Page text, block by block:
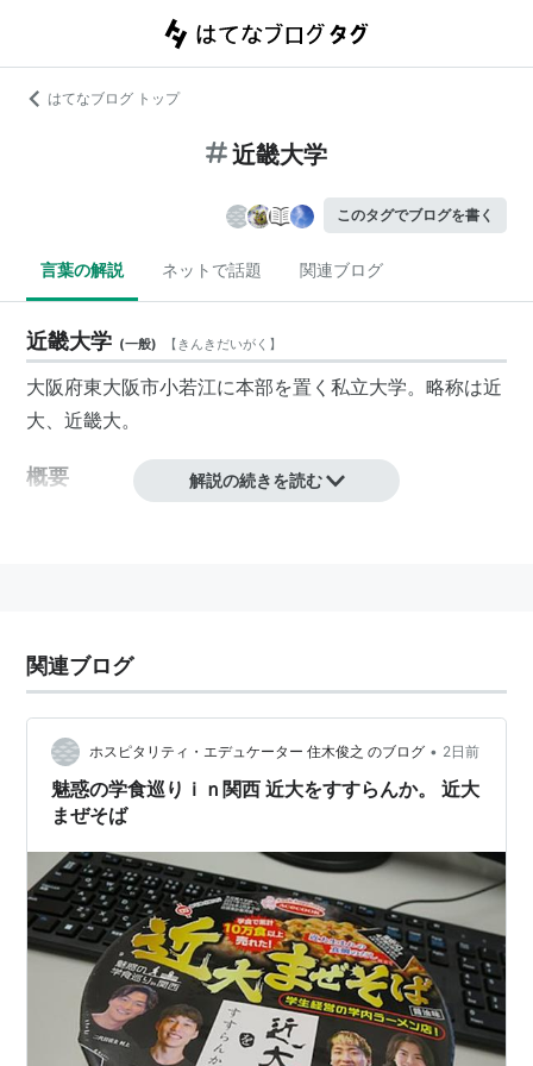
はてなブログ トップ
近畿大学
このタグでブログを書く
言葉の解説 ネットで話題 関連ブログ
近畿大学 (一般) 【きんきだいがく 】
大阪府東大阪市小若江に本部を置く私立大学。略称は近
大、近畿大。
概要
合大学で、西日本有数のマンモス大学として知られる。
また、多くの系列校を有している。
2016年4月に予定している外国語・国際系学部の新設に
合わせ、これまで「KINKI UNIVERSITY」としていた英
語表記を、「KINDAI UNIVERSITY」に変更する。
1925年 -大阪専門学校創立
1943年 -大阪理工科大学創立
1949年 - 新学制により、大阪理工科大学と大阪専門
学校を母体に近畿大学開学。理工学部、商学部設
置。初代総長は世耕弘一
1950年 - 法学部、短期大学部設置
解説の続きを読む
関連ブログ
ホスピタリティ・エデュケーター 住木俊之 のブログ • 2日前
魅惑の学食巡りｉｎ関西 近大をすすらんか。 近大
まぜそば